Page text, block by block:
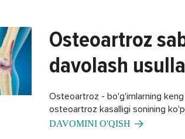
Osteoartroz
davolash
Osteoartroz - bo'g'imlarning
osteoartroz kasalligi sonining
DAVOMINI O'QISH